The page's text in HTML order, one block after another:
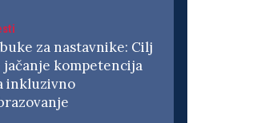
za nastavnike: Cilj
jačanje kompetencija
inkluzivno